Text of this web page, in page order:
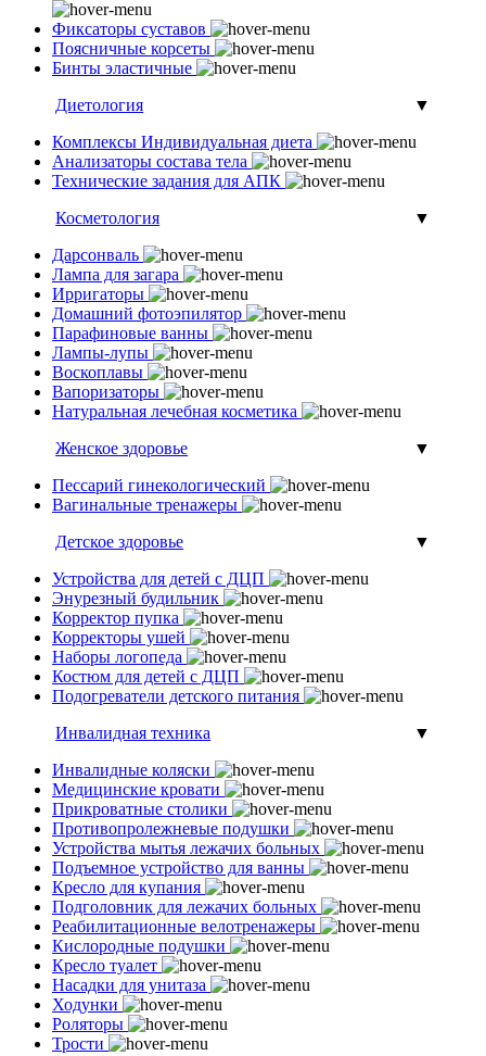
Фиксаторы суставов
Поясничные корсеты
Бинты эластичные
Диетология
▼
Комплексы Индивидуальная диета
Анализаторы состава тела
Технические задания для АПК
Косметология
▼
Дарсонваль
Лампа для загара
Ирригаторы
Домашний фотоэпилятор
Парафиновые ванны
Лампы-лупы
Воскоплавы
Вапоризаторы
Натуральная лечебная косметика
Женское здоровье
▼
Пессарий гинекологический
Вагинальные тренажеры
Детское здоровье
▼
Устройства для детей с ДЦП
Энурезный будильник
Корректор пупка
Корректоры ушей
Наборы логопеда
Костюм для детей с ДЦП
Подогреватели детского питания
Инвалидная техника
▼
Инвалидные коляски
Медицинские кровати
Прикроватные столики
Противопролежневые подушки
Устройства мытья лежачих больных
Подъемное устройство для ванны
Кресло для купания
Подголовник для лежачих больных
Реабилитационные велотренажеры
Кислородные подушки
Кресло туалет
Насадки для унитаза
Ходунки
Роляторы
Трости